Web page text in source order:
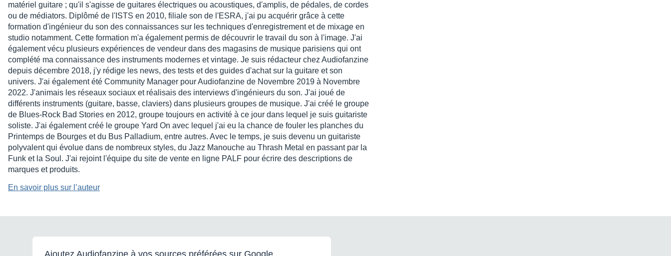
matériel guitare ; qu'il s'agisse de guitares électriques ou acoustiques, d'amplis, de pédales, de cordes
ou de médiators. Diplômé de l'ISTS en 2010, filiale son de l'ESRA, j'ai pu acquérir grâce à cette
formation d'ingénieur du son des connaissances sur les techniques d'enregistrement et de mixage en
studio notamment. Cette formation m'a également permis de découvrir le travail du son à l'image. J'ai
également vécu plusieurs expériences de vendeur dans des magasins de musique parisiens qui ont
complété ma connaissance des instruments modernes et vintage. Je suis rédacteur chez Audiofanzine
depuis décembre 2018, j'y rédige les news, des tests et des guides d'achat sur la guitare et son
univers. J'ai également été Community Manager pour Audiofanzine de Novembre 2019 à Novembre
2022. J'animais les réseaux sociaux et réalisais des interviews d'ingénieurs du son. J'ai joué de
différents instruments (guitare, basse, claviers) dans plusieurs groupes de musique. J'ai créé le groupe
de Blues-Rock Bad Stories en 2012, groupe toujours en activité à ce jour dans lequel je suis guitariste
soliste. J'ai également créé le groupe Yard On avec lequel j'ai eu la chance de fouler les planches du
Printemps de Bourges et du Bus Palladium, entre autres. Avec le temps, je suis devenu un guitariste
polyvalent qui évolue dans de nombreux styles, du Jazz Manouche au Thrash Metal en passant par la
Funk et la Soul. J'ai rejoint l'équipe du site de vente en ligne PALF pour écrire des descriptions de
marques et produits.
En savoir plus sur l’auteur